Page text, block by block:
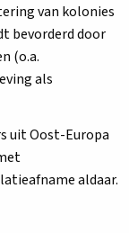
van kolonies
bevorderd door
(o.a.
als
uit Oost-Europa
aldaar.